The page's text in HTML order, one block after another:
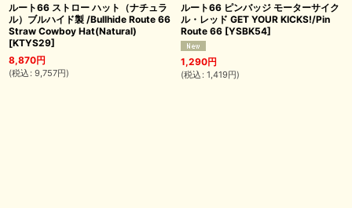
ルート66 ストロー ハット（ナチュラ
ル）ブルハイド製 /Bullhide Route 66
Straw Cowboy Hat(Natural)
[KTYS29]
8,870円
(税込 : 9,757円)
ルート66 ピンバッジ モーターサイク
ル・レッド GET YOUR KICKS!/Pin
Route 66 [YSBK54]
1,290円
(税込 : 1,419円)